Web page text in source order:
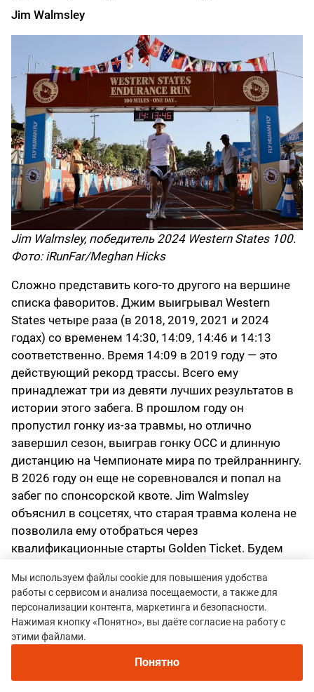
Jim Walmsley
Jim Walmsley, победитель 2024 Western States 100.
Фото: iRunFar/Meghan Hicks
Сложно представить кого-то другого на вершине
списка фаворитов. Джим выигрывал Western
States четыре раза (в 2018, 2019, 2021 и 2024
годах) со временем 14:30, 14:09, 14:46 и 14:13
соответственно. Время 14:09 в 2019 году — это
действующий рекорд трассы. Всего ему
принадлежат три из девяти лучших результатов в
истории этого забега. В прошлом году он
пропустил гонку из-за травмы, но отлично
завершил сезон, выиграв гонку OCC и длинную
дистанцию на Чемпионате мира по трейлраннингу.
В 2026 году он еще не соревновался и попал на
забег по спонсорской квоте. Jim Walmsley
объяснил в соцсетях, что старая травма колена не
позволила ему отобраться через
квалификационные старты Golden Ticket. Будем
милям. Если так, то он — главный претендент на
золото.
Adam Peterman
Наряду с Kilian Jornet и Jim Walmsley, Adam
Мы используем файлы cookie для повышения удобства
работы с сервисом и анализа посещаемости, а также для
персонализации контента, маркетинга и безопасности.
Нажимая кнопку «Понятно», вы даёте согласие на работу с
этими файлами.
Понятно